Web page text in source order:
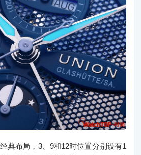
典布局，3、9和12时位置分别设有1